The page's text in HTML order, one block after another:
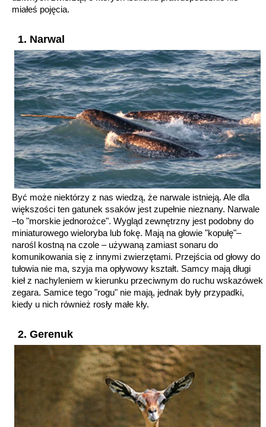
miałeś pojęcia.
1. Narwal
Być może niektórzy z nas wiedzą, że narwale istnieją. Ale dla
większości ten gatunek ssaków jest zupełnie nieznany. Narwale
–to "morskie jednorożce". Wygląd zewnętrzny jest podobny do
miniaturowego wieloryba lub fokę. Mają na głowie "kopułę"–
narośl kostną na czole – używaną zamiast sonaru do
komunikowania się z innymi zwierzętami. Przejścia od głowy do
tułowia nie ma, szyja ma opływowy kształt. Samcy mają długi
kieł z nachyleniem w kierunku przeciwnym do ruchu wskazówek
zegara. Samice tego "rogu" nie mają, jednak były przypadki,
kiedy u nich również rosły małe kły.
2. Gerenuk